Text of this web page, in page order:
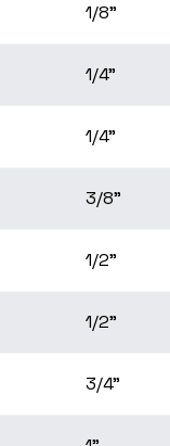
1/8"
1/4"
1/4"
3/8"
1/2"
1/2"
3/4"